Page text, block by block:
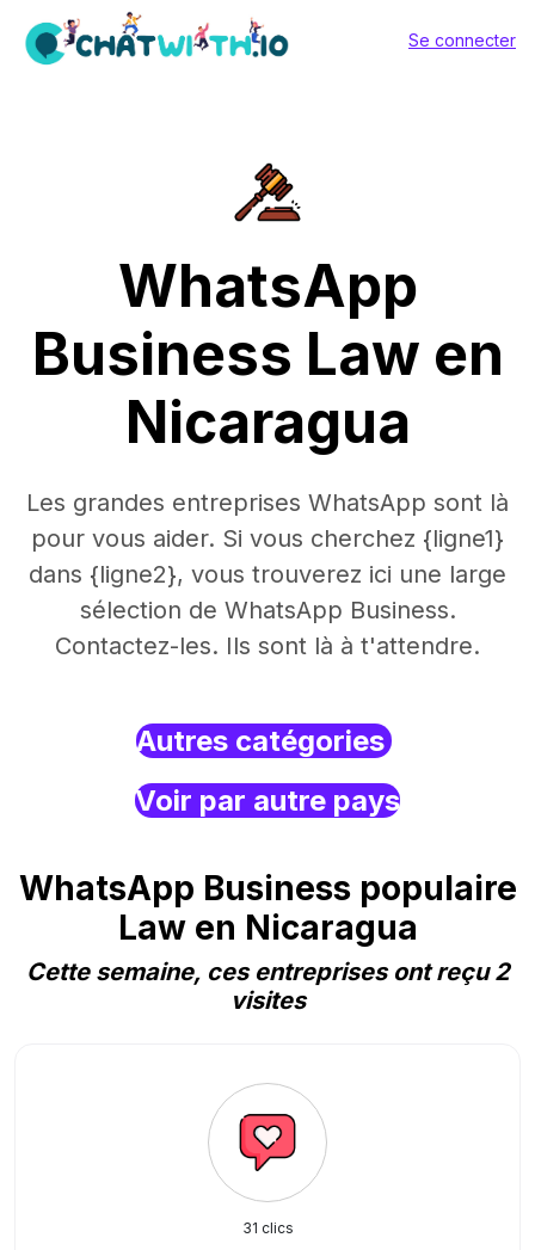
Se connecter
WhatsApp
Business Law en
Nicaragua
Les grandes entreprises WhatsApp sont là
pour vous aider. Si vous cherchez {ligne1}
dans {ligne2}, vous trouverez ici une large
sélection de WhatsApp Business.
Contactez-les. Ils sont là à t'attendre.
Autres catégories
Voir par autre pays
WhatsApp Business populaire
Law en Nicaragua
Cette semaine, ces entreprises ont reçu 2
visites
31 clics